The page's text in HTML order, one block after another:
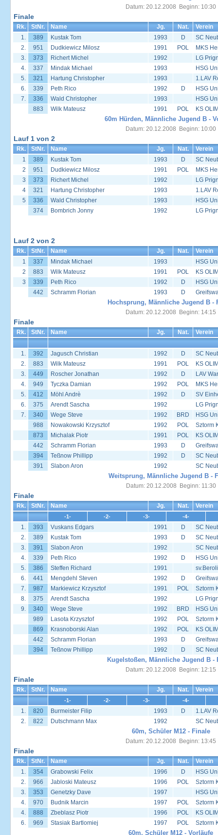
Datum: 20.12.2008 Beginn: 10:30
Finale
Rk. StNr. Name Jg. Nat.
Verein
1.
389 Kustak Tom 1993 D
SC
2.
951 Dudkiewicz Milosz 1991 POL
MKS
3.
373 Richert Michel 1992
LG
4.
337 Mindak Michael 1993
HSG
5.
321 Hartung Christopher 1993
1.LAV
6.
339 Peth Rico 1992 D
HSG
7.
336 Wald Christopher 1993
HSG
883
Wilk Mateusz 1991 POL KS
60m Hürden, Männliche Jugend B -
Datum: 20.12.2008 Beginn: 10:00
Lauf 1 von 2
Rk. StNr. Name Jg. Nat.
Verein
1
389 Kustak Tom 1993 D
SC
2
951 Dudkiewicz Milosz 1991 POL
MKS
3
373 Richert Michel 1992
LG
4
321 Hartung Christopher 1993
1.LAV
5
336 Wald Christopher 1993
HSG
374
Bombrich Jonny 1992 LG
Lauf 2 von 2
Rk. StNr. Name Jg. Nat.
Verein
1
337 Mindak Michael 1993
HSG
2
883 Wilk Mateusz 1991 POL
KS
3
339 Peth Rico 1992 D
HSG
442
Schramm Florian 1993 D
Hochsprung, Männliche Jugend B -
Datum: 20.12.2008 Beginn: 14:15
Finale
Rk. StNr. Name Jg. Nat. Verein
1. 392 Jagusch Christian 1992 D
SC
2.
883 Wilk Mateusz 1991 POL
KS
3.
449 Roscher Jonathan 1992 D
LAV
4.
949 Tyczka Damian 1992 POL
MKS
5.
412 Möhl Andrè 1992 D
SV
6.
375 Arendt Sascha 1992
LG
7.
340 Wege Steve 1992 BRD
HSG
988
Nowakowski Krzysztof 1992 POL
Sztorm
873
Michalak Piotr 1991 POL
KS
442
Schramm Florian 1993 D
394
Teßnow Phillipp 1992 D
SC
391
Slabon Aron 1992 SC
Weitsprung, Männliche Jugend B -
Datum: 20.12.2008 Beginn: 11:30
Finale
Rk. StNr. Name Jg. Nat. Verein
-1- -2- -3- -4-
1. 393 Vuskans Edgars 1991 D
SC
2.
389 Kustak Tom 1993 D
SC
3.
391 Slabon Aron 1992
SC
4.
339 Peth Rico 1992 D
HSG
5.
386 Steffen Richard 1991
6.
441 Mengdehl Steven 1992 D
7.
987 Markiewicz Krzysztof 1991 POL
Sztorm
8.
375 Arendt Sascha 1992
LG
9.
340 Wege Steve 1992 BRD
HSG
989
Lasota Krzysztof 1992 POL
Sztorm
869
Krasnoborski Alan 1992 POL
KS
442
Schramm Florian 1993 D
394
Teßnow Phillipp 1992 D SC
Kugelstoßen, Männliche Jugend B -
Datum: 20.12.2008 Beginn: 12:15
Finale
Rk. StNr. Name Jg. Nat. Verein
-1- -2- -3- -4-
1. 820 Burmeister Filip 1993 D
1.LAV
2.
822 Dutschmann Max 1992 SC
60m, Schüler M12 - Finale
Datum: 20.12.2008 Beginn: 13:45
Finale
Rk. StNr. Name Jg. Nat.
Verein
1.
354 Grabowski Felix 1996 D
HSG
2.
966 Jabloski Mateusz 1996 POL
Sztorm
3.
353 Genetzky Dave 1997
HSG
4.
970 Budnik Marcin 1997 POL
Sztorm
4.
888 Zbeblasz Piotr 1996 POL
KS
6.
969 Stasiak Bartlomiej 1997 POL Sztorm
60m, Schüler M12 - Vorläufe